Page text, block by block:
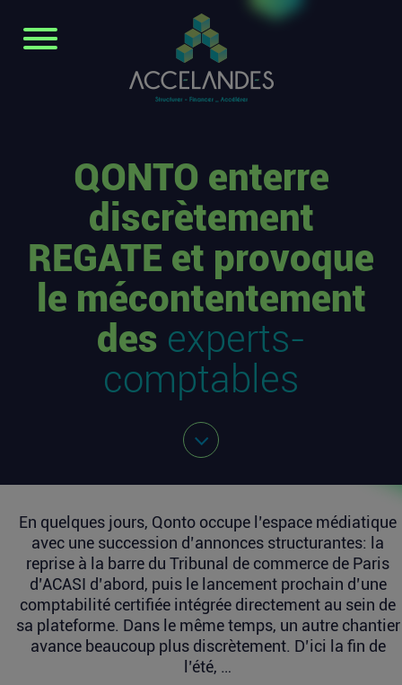
QONTO enterre
discrètement
REGATE et provoque
le mécontentement
des experts-
comptables
En quelques jours, Qonto occupe l’espace médiatique
avec une succession d’annonces structurantes: la
reprise à la barre du Tribunal de commerce de Paris
d’ACASI d’abord, puis le lancement prochain d’une
comptabilité certifiée intégrée directement au sein de
sa plateforme. Dans le même temps, un autre chantier
avance beaucoup plus discrètement. D’ici la fin de
l’été, …